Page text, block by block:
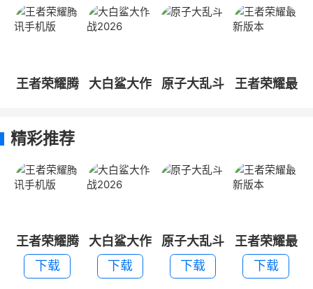
王者荣耀腾
大白鲨大作
原子大乱斗
王者荣耀最
精彩推荐
王者荣耀腾
讯手机版
下载
大白鲨大作
战2026
下载
原子大乱斗
下载
王者荣耀最
新版本
下载